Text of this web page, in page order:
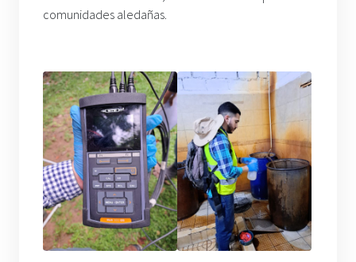
comunidades aledañas.